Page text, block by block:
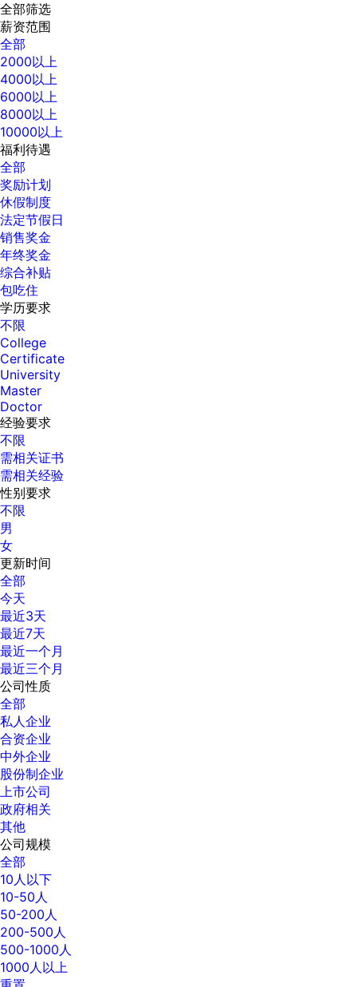
全部筛选
薪资范围
全部
2000以上
4000以上
6000以上
8000以上
10000以上
福利待遇
全部
奖励计划
休假制度
法定节假日
销售奖金
年终奖金
综合补贴
包吃住
学历要求
不限
College
Certificate
University
Master
Doctor
经验要求
不限
需相关证书
需相关经验
性别要求
不限
男
女
更新时间
全部
今天
最近3天
最近7天
最近一个月
最近三个月
公司性质
全部
私人企业
合资企业
中外企业
股份制企业
上市公司
政府相关
其他
公司规模
全部
10人以下
10-50人
50-200人
200-500人
500-1000人
1000人以上